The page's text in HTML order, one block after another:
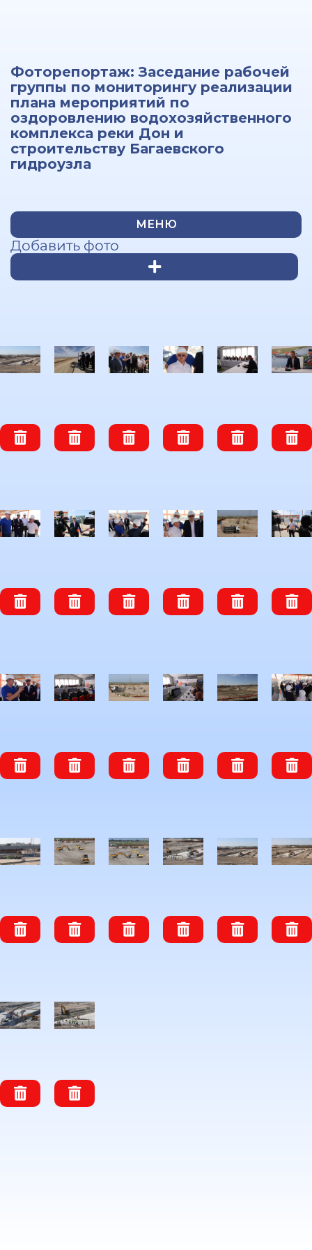
Фоторепортаж: Заседание рабочей
группы по мониторингу реализации
плана мероприятий по
оздоровлению водохозяйственного
комплекса реки Дон и
строительству Багаевского
гидроузла
МЕНЮ
Добавить фото